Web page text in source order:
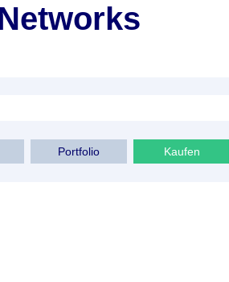
Kaufen
Portfolio